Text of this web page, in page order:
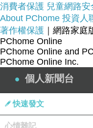
品號：3453919
變成溫暖的眷意
你的微笑 是那樣詩意
溫暖到我心裡
消費者保護 兒童網路安
About PChome 投資人
著作權保護 ｜網路家
PChome Online
PChome Online and
PChome Online Inc.
個人新聞台
快速發文
心情雜記